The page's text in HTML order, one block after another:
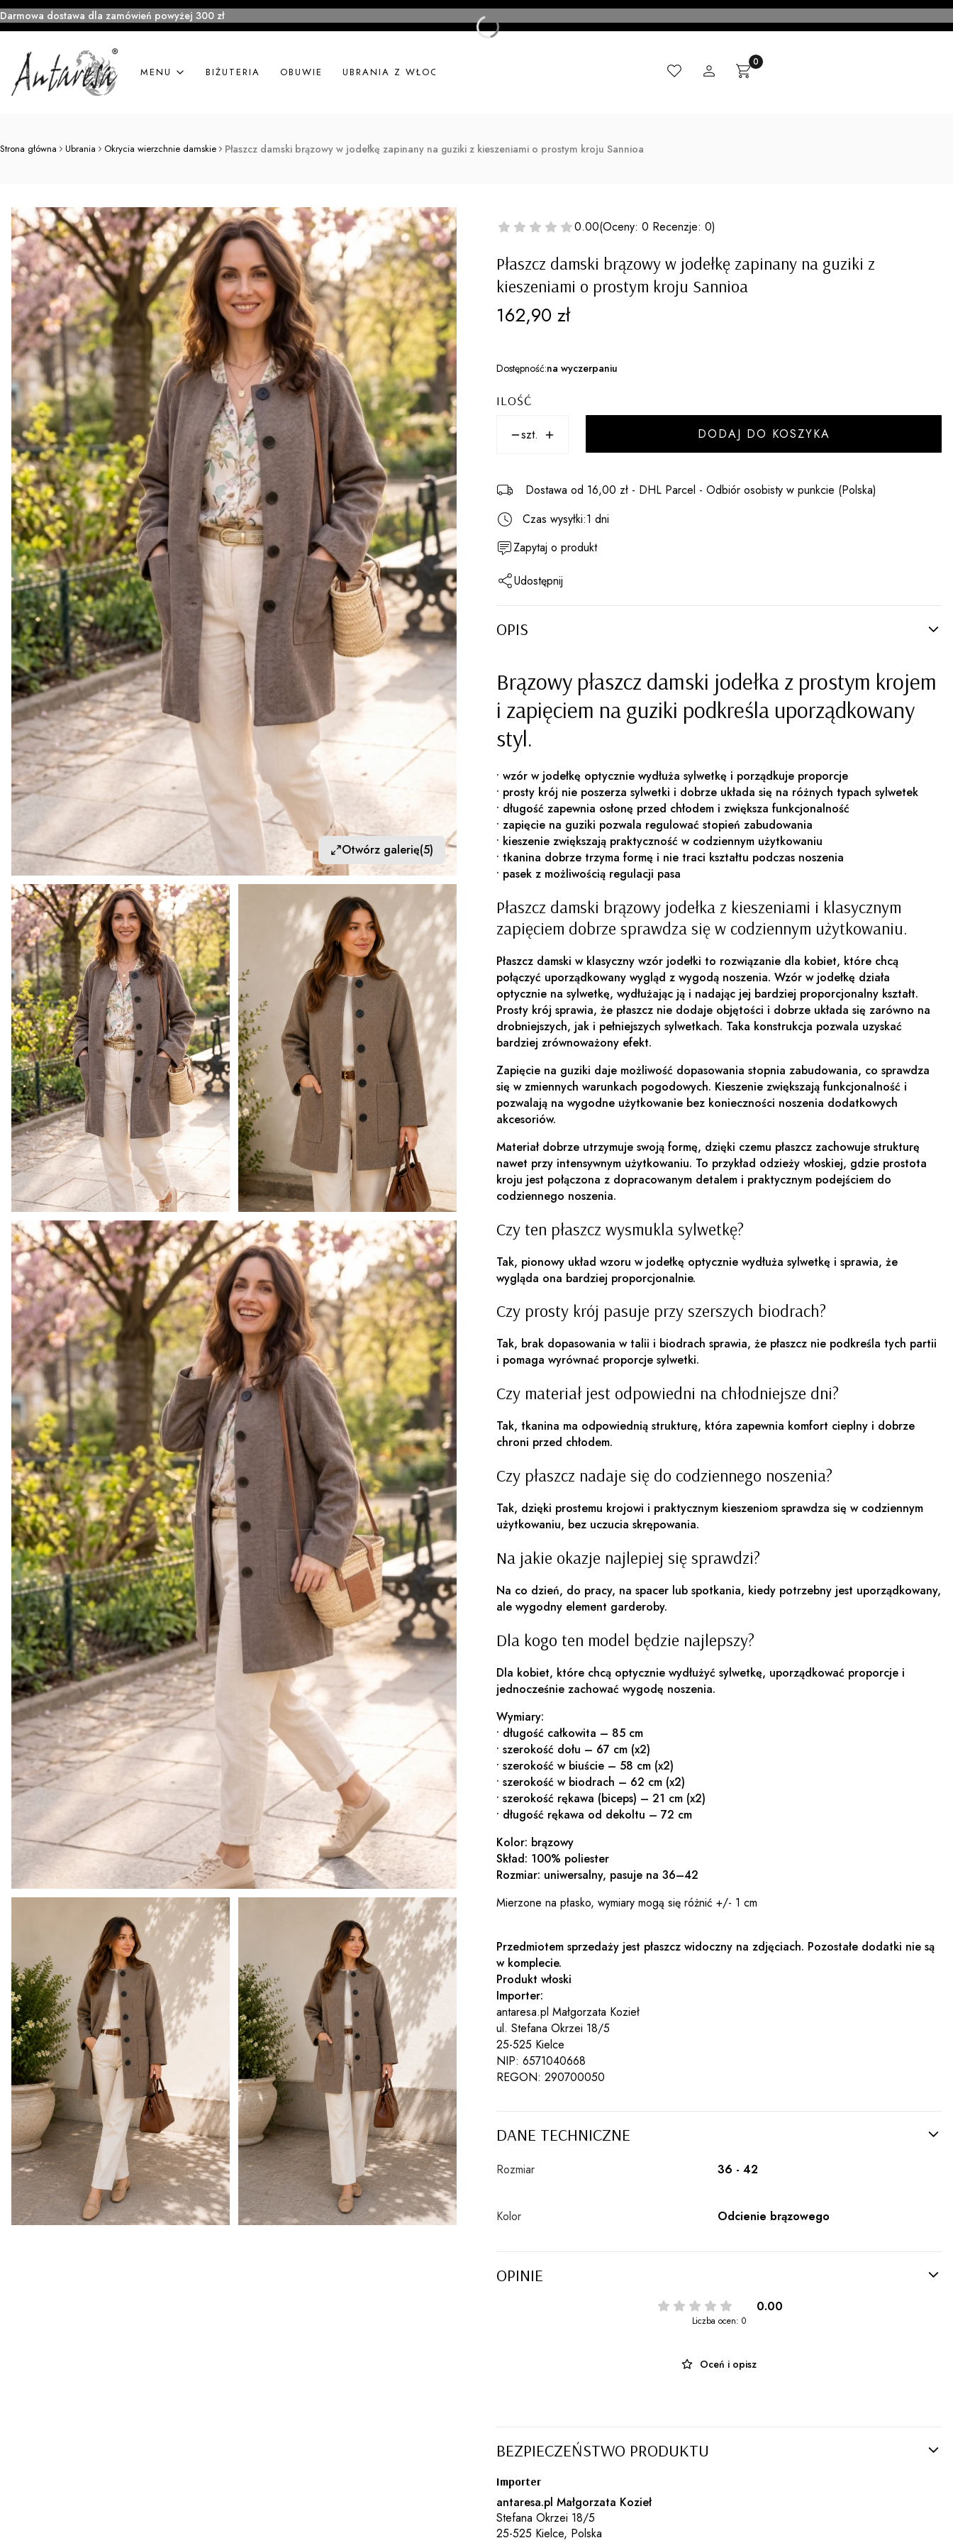
Darmowa dostawa dla zamówień powyżej 300 zł
MENU BIŻUTERIA OBUWIE UBRANIA Z WŁOCH MADE IN ITALY
UlubioneZaloguj sięProdukty w koszyku: 0. Zobacz szczegóły
Koszyk
Strona główna Ubrania Okrycia wierzchnie damskie Płaszcz damski brązowy w jodełkę zapinany na guziki z kieszeniami o prostym kroju Sannioa
Otwórz galerię(5)
0.00(Oceny: 0 Recenzje: 0)
Płaszcz damski brązowy w jodełkę zapinany na guziki z
kieszeniami o prostym kroju Sannioa
Cena
162,90 zł
Dostępność:na wyczerpaniu
ILOŚĆ
szt. DODAJ DO KOSZYKA
Dostawa od 16,00 zł - DHL Parcel - Odbiór osobisty w punkcie (Polska)
Czas wysyłki:1 dni
Zapytaj o produkt
Udostępnij
OPIS
Brązowy płaszcz damski jodełka z prostym krojem
i zapięciem na guziki podkreśla uporządkowany
styl.
• wzór w jodełkę optycznie wydłuża sylwetkę i porządkuje proporcje
• prosty krój nie poszerza sylwetki i dobrze układa się na różnych typach sylwetek
• długość zapewnia osłonę przed chłodem i zwiększa funkcjonalność
• zapięcie na guziki pozwala regulować stopień zabudowania
• kieszenie zwiększają praktyczność w codziennym użytkowaniu
• tkanina dobrze trzyma formę i nie traci kształtu podczas noszenia
• pasek z możliwością regulacji pasa
Płaszcz damski brązowy jodełka z kieszeniami i klasycznym
zapięciem dobrze sprawdza się w codziennym użytkowaniu.
Płaszcz damski w klasyczny wzór jodełki to rozwiązanie dla kobiet, które chcą
połączyć uporządkowany wygląd z wygodą noszenia. Wzór w jodełkę działa
optycznie na sylwetkę, wydłużając ją i nadając jej bardziej proporcjonalny kształt.
Prosty krój sprawia, że płaszcz nie dodaje objętości i dobrze układa się zarówno na
drobniejszych, jak i pełniejszych sylwetkach. Taka konstrukcja pozwala uzyskać
bardziej zrównoważony efekt.
Zapięcie na guziki daje możliwość dopasowania stopnia zabudowania, co sprawdza
się w zmiennych warunkach pogodowych. Kieszenie zwiększają funkcjonalność i
pozwalają na wygodne użytkowanie bez konieczności noszenia dodatkowych
akcesoriów.
Materiał dobrze utrzymuje swoją formę, dzięki czemu płaszcz zachowuje strukturę
nawet przy intensywnym użytkowaniu. To przykład odzieży włoskiej, gdzie prostota
kroju jest połączona z dopracowanym detalem i praktycznym podejściem do
codziennego noszenia.
Czy ten płaszcz wysmukla sylwetkę?
Tak, pionowy układ wzoru w jodełkę optycznie wydłuża sylwetkę i sprawia, że
wygląda ona bardziej proporcjonalnie.
Czy prosty krój pasuje przy szerszych biodrach?
Tak, brak dopasowania w talii i biodrach sprawia, że płaszcz nie podkreśla tych partii
i pomaga wyrównać proporcje sylwetki.
Czy materiał jest odpowiedni na chłodniejsze dni?
Tak, tkanina ma odpowiednią strukturę, która zapewnia komfort cieplny i dobrze
chroni przed chłodem.
Czy płaszcz nadaje się do codziennego noszenia?
Tak, dzięki prostemu krojowi i praktycznym kieszeniom sprawdza się w codziennym
użytkowaniu, bez uczucia skrępowania.
Na jakie okazje najlepiej się sprawdzi?
Na co dzień, do pracy, na spacer lub spotkania, kiedy potrzebny jest uporządkowany,
ale wygodny element garderoby.
Dla kogo ten model będzie najlepszy?
Dla kobiet, które chcą optycznie wydłużyć sylwetkę, uporządkować proporcje i
jednocześnie zachować wygodę noszenia.
Wymiary:
• długość całkowita – 85 cm
• szerokość dołu – 67 cm (x2)
• szerokość w biuście – 58 cm (x2)
• szerokość w biodrach – 62 cm (x2)
• szerokość rękawa (biceps) – 21 cm (x2)
• długość rękawa od dekoltu – 72 cm
Kolor: brązowy
Skład: 100% poliester
Rozmiar: uniwersalny, pasuje na 36–42
Mierzone na płasko, wymiary mogą się różnić +/- 1 cm
Przedmiotem sprzedaży jest płaszcz widoczny na zdjęciach. Pozostałe dodatki nie są
w komplecie.
Produkt włoski
Importer:
antaresa.pl Małgorzata Kozieł
ul. Stefana Okrzei 18/5
25-525 Kielce
NIP: 6571040668
REGON: 290700050
DANE TECHNICZNE
Rozmiar 36 - 42
Kolor Odcienie brązowego
OPINIE
0.00
Liczba ocen: 0
Oceń i opisz
BEZPIECZEŃSTWO PRODUKTU
Importer
antaresa.pl Małgorzata Kozieł
Stefana Okrzei 18/5
25-525 Kielce, Polska